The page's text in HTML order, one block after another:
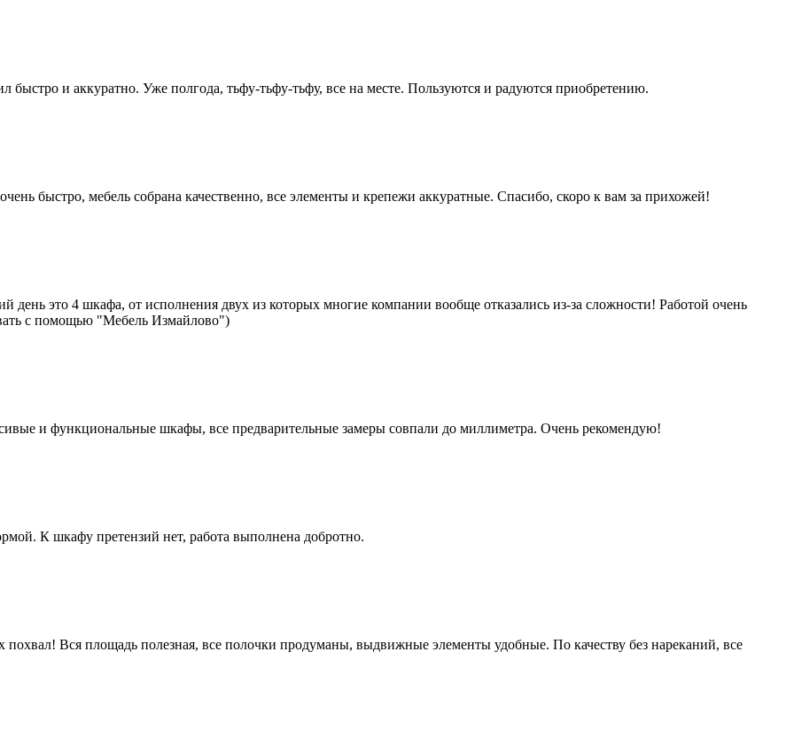
и аккуратно. Уже полгода, тьфу-тьфу-тьфу, все на месте. Пользуются и радуются приобретению.
быстро, мебель собрана качественно, все элементы и крепежи аккуратные. Спасибо, скоро к вам за прихожей!
день это 4 шкафа, от исполнения двух из которых многие компании вообще отказались из-за сложности! Работой очень
с помощью "Мебель Измайлово")
и функциональные шкафы, все предварительные замеры совпали до миллиметра. Очень рекомендую!
К шкафу претензий нет, работа выполнена добротно.
Вся площадь полезная, все полочки продуманы, выдвижные элементы удобные. По качеству без нареканий, все